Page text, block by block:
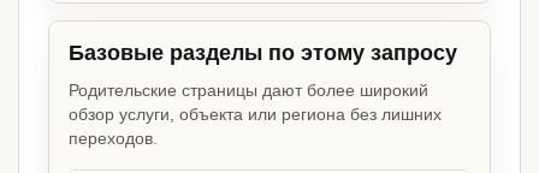
Базовые разделы по этому запросу
Родительские страницы дают более широкий
обзор услуги, объекта или региона без лишних
переходов.